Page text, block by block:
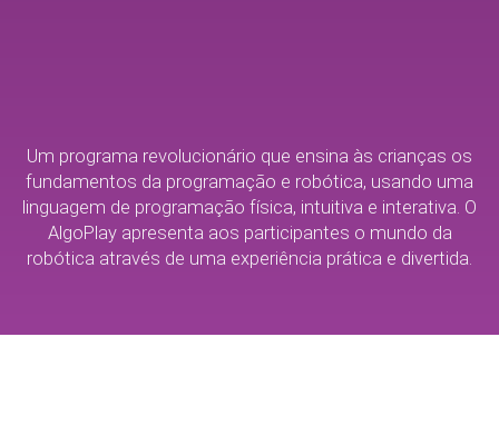
Um programa revolucionário que ensina às crianças os
fundamentos da programação e robótica, usando uma
linguagem de programação física, intuitiva e interativa. O
AlgoPlay apresenta aos participantes o mundo da
robótica através de uma experiência prática e divertida.